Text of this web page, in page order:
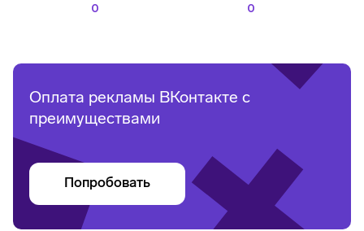
0 0
Оплата рекламы ВКонтакте с
преимуществами
Попробовать